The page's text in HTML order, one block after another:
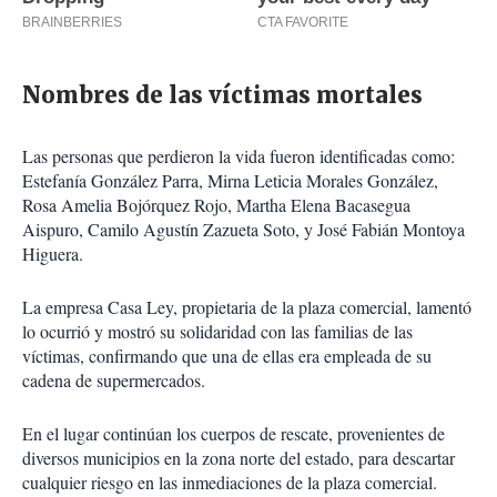
Nombres de las víctimas mortales
Las personas que perdieron la vida fueron identificadas como:
Estefanía González Parra, Mirna Leticia Morales González,
Rosa Amelia Bojórquez Rojo, Martha Elena Bacasegua
Aispuro, Camilo Agustín Zazueta Soto, y José Fabián Montoya
Higuera.
La empresa Casa Ley, propietaria de la plaza comercial, lamentó
lo ocurrió y mostró su solidaridad con las familias de las
víctimas, confirmando que una de ellas era empleada de su
cadena de supermercados.
En el lugar continúan los cuerpos de rescate, provenientes de
diversos municipios en la zona norte del estado, para descartar
cualquier riesgo en las inmediaciones de la plaza comercial.